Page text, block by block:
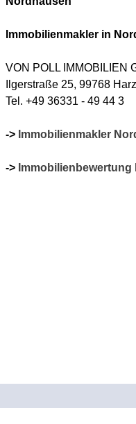
Immobilienmakler in
VON POLL IMMOBILIEN
Ilgerstraße 25, 99768
Tel. +49 36331 - 49 44 3
-> Immobilienmakler
->